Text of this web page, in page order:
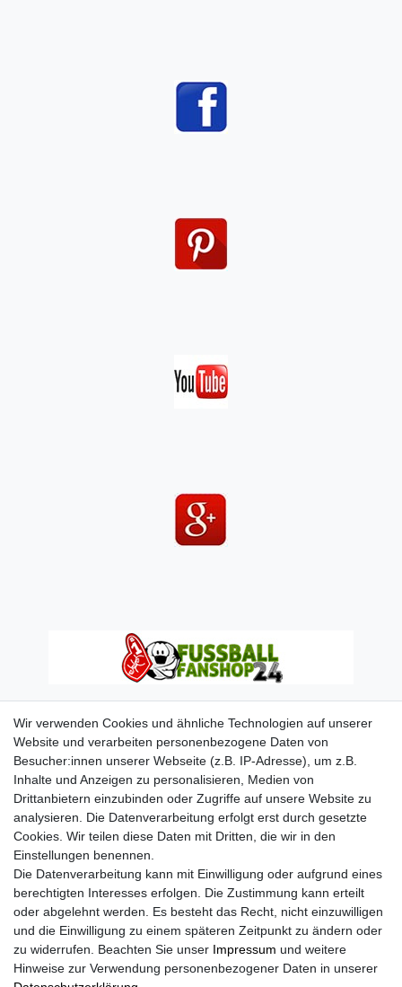
Wir verwenden Cookies und ähnliche Technologien auf unserer
Website und verarbeiten personenbezogene Daten von
Besucher:innen unserer Webseite (z.B. IP-Adresse), um z.B.
Inhalte und Anzeigen zu personalisieren, Medien von
Drittanbietern einzubinden oder Zugriffe auf unsere Website zu
analysieren. Die Datenverarbeitung erfolgt erst durch gesetzte
Cookies. Wir teilen diese Daten mit Dritten, die wir in den
Einstellungen benennen.
Die Datenverarbeitung kann mit Einwilligung oder aufgrund eines
berechtigten Interesses erfolgen. Die Zustimmung kann erteilt
oder abgelehnt werden. Es besteht das Recht, nicht einzuwilligen
und die Einwilligung zu einem späteren Zeitpunkt zu ändern oder
zu widerrufen. Beachten Sie unser Impressum und weitere
Hinweise zur Verwendung personenbezogener Daten in unserer